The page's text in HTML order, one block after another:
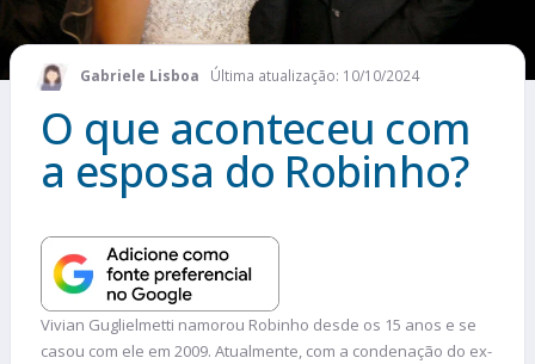
COMO APOSTAR
MAIS ESPORTES
Gabriele Lisboa Última atualização: 10/10/2024
O que aconteceu com
a esposa do Robinho?
Vivian Guglielmetti namorou Robinho desde os 15 anos e se
casou com ele em 2009. Atualmente, com a condenação do ex-